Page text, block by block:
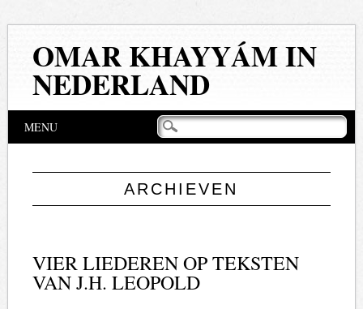
OMAR KHAYYÁM IN
NEDERLAND
Hoofdmenu
springen
MENU
ARCHIEVEN
VIER LIEDEREN OP TEKSTEN
VAN J.H. LEOPOLD